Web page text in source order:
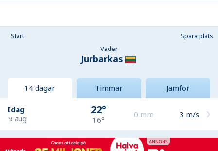
Start
Spara plats
Väder
Jurbarkas
14 dagar Timmar Jämför
Idag
9 aug
22°
16°
0 mm 3 m/s